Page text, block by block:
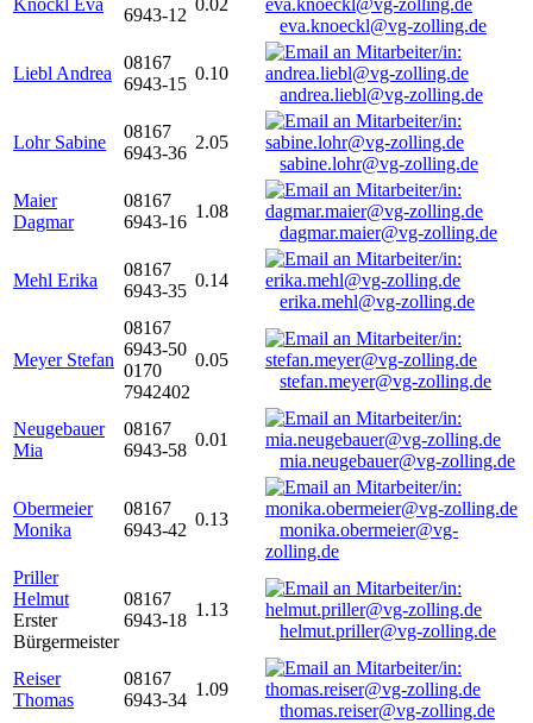
Knöckl Eva
6943-12
0.02
eva.knoeckl@vg-zolling.de
Liebl Andrea
08167
6943-15
0.10
andrea.liebl@vg-zolling.de
Lohr Sabine
08167
6943-36
2.05
sabine.lohr@vg-zolling.de
Maier
Dagmar
08167
6943-16
1.08
dagmar.maier@vg-zolling.de
Mehl Erika
08167
6943-35
0.14
erika.mehl@vg-zolling.de
Meyer Stefan
08167
6943-50
0170
7942402
0.05
stefan.meyer@vg-zolling.de
Neugebauer
Mia
08167
6943-58
0.01
mia.neugebauer@vg-zolling.de
Obermeier
Monika
08167
6943-42
0.13
monika.obermeier@vg-
zolling.de
Priller
Helmut
Erster
Bürgermeister
08167
6943-18
1.13
helmut.priller@vg-zolling.de
Reiser
Thomas
08167
6943-34
1.09
thomas.reiser@vg-zolling.de